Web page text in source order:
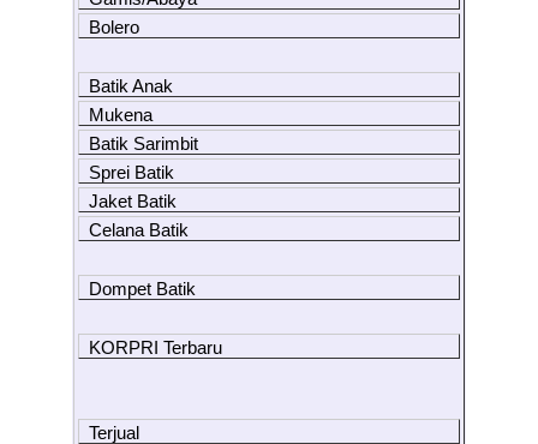
Bolero
Batik Anak
Mukena
Batik Sarimbit
Sprei Batik
Jaket Batik
Celana Batik
Dompet Batik
KORPRI Terbaru
Terjual